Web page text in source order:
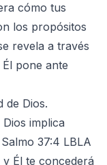
cómo tus
los propósitos
revela a través
pone ante
de Dios.
implica
37:4 LBLA
Él te concederá